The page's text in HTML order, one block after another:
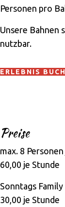
Personen pro
Unsere Bahnen
nutzbar.
ERLEBNIS
Preise
max. 8
60,00 je Stunde
Sonntags Family
30,00 je Stunde